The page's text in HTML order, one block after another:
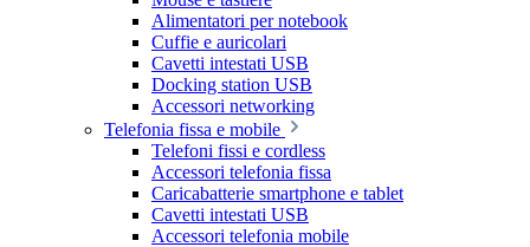
Alimentatori per notebook
Cuffie e auricolari
Cavetti intestati USB
Docking station USB
Accessori networking
Telefonia fissa e mobile
Telefoni fissi e cordless
Accessori telefonia fissa
Caricabatterie smartphone e tablet
Cavetti intestati USB
Accessori telefonia mobile